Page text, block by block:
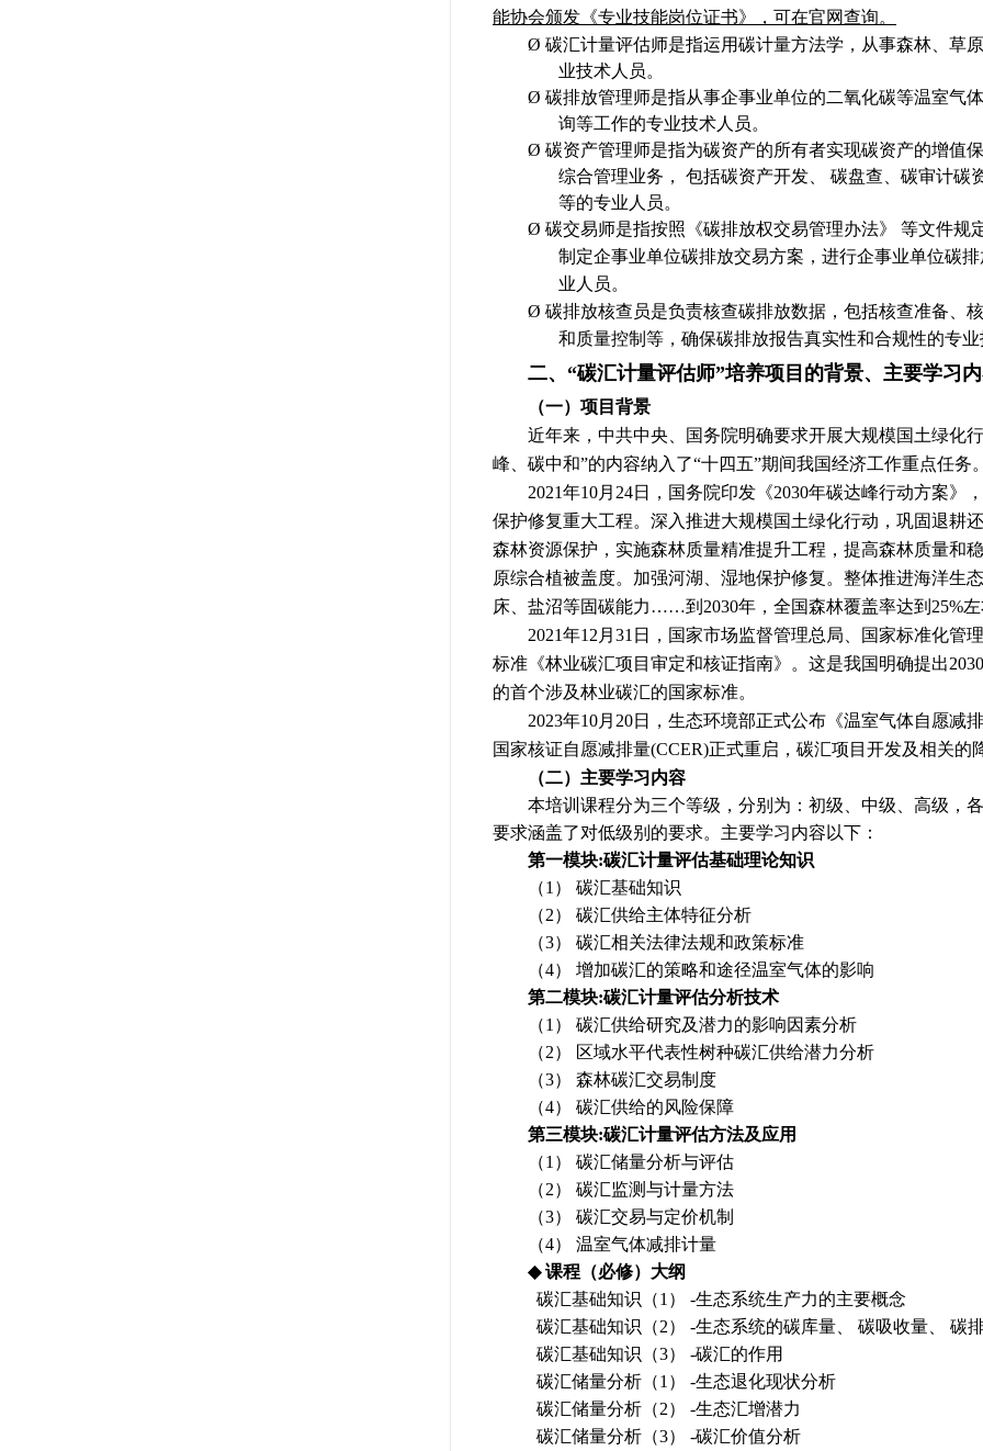
能协会颁发《专业技能岗位证书》，可在官网查询。
Ø 碳汇计量评估师是指运用碳计量方法学，从事森林、草
业技术人员。
Ø 碳排放管理师是指从事企事业单位的二氧化碳等温室气
询等工作的专业技术人员。
Ø 碳资产管理师是指为碳资产的所有者实现碳资产的增值
综合管理业务，
包括碳资产开发、
碳盘查、碳审计碳
等的专业人员。
Ø 碳交易师是指按照《碳排放权交易管理办法》
等文件规
制定企事业单位碳排放交易方案，进行企事业单位碳
业人员。
Ø 碳排放核查员是负责核查碳排放数据，包括核查准备、
和质量控制等，确保碳排放报告真实性和合规性的专
二、“碳汇计量评估师”培养项目的背景、主要学习
（一）项目背景
近年来，中共中央、国务院明确要求开展大规模国土绿化
峰、碳中和”的内容纳入了“十四五”期间我国经济工作重点任务
2021年10月24日，国务院印发《2030年碳达峰行动方案》
保护修复重大工程。深入推进大规模国土绿化行动，巩固退耕
森林资源保护，实施森林质量精准提升工程，提高森林质量和
原综合植被盖度。加强河湖、湿地保护修复。整体推进海洋生
床、盐沼等固碳能力……到2030年，全国森林覆盖率达到25%
2021年12月31日，国家市场监督管理总局、国家标准化管
标准《林业碳汇项目审定和核证指南》。这是我国明确提出
的首个涉及林业碳汇的国家标准。
2023年10月20日，生态环境部正式公布《温室气体自愿减
国家核证自愿减排量(CCER)正式重启，碳汇项目开发及相关
（二）主要学习内容
本培训课程分为三个等级，分别为：初级、中级、高级，
要求涵盖了对低级别的要求。主要学习内容以下：
第一模块:碳汇计量评估基础理论知识
（1 ） 碳汇基础知识
（2） 碳汇供给主体特征分析
（3） 碳汇相关法律法规和政策标准
（4） 增加碳汇的策略和途径温室气体的影响
第二模块:碳汇计量评估分析技术
（1 ） 碳汇供给研究及潜力的影响因素分析
（2） 区域水平代表性树种碳汇供给潜力分析
（3） 森林碳汇交易制度
（4） 碳汇供给的风险保障
第三模块:碳汇计量评估方法及应用
（1 ） 碳汇储量分析与评估
（2） 碳汇监测与计量方法
（3） 碳汇交易与定价机制
（4） 温室气体减排计量
◆ 课程（必修）大纲
碳汇基础知识（1 ） -生态系统生产力的主要概念
碳汇基础知识（2） -生态系统的碳库量、 碳吸收量、 碳
碳汇基础知识（3） -碳汇的作用
碳汇储量分析（1 ） -生态退化现状分析
碳汇储量分析（2） -生态汇增潜力
碳汇储量分析（3） -碳汇价值分析